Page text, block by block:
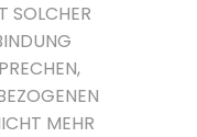
SOLCHER
MEHR